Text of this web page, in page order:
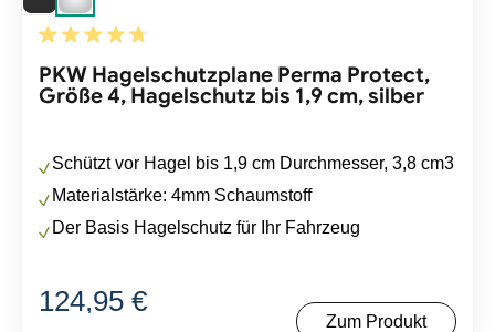
PKW Hagelschutzplane Perma Protect,
Größe 4, Hagelschutz bis 1,9 cm, silber
Schützt vor Hagel bis 1,9 cm Durchmesser, 3,8 cm3
Materialstärke: 4mm Schaumstoff
Der Basis Hagelschutz für Ihr Fahrzeug
Regulärer Preis:
124,95 €
Zum Produkt